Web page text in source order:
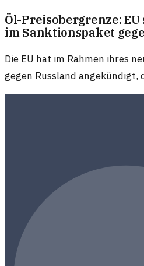
Öl-Preisobergrenze:
im Sanktionspaket
Die EU hat im Rahmen ihres
gegen Russland angekündigt,
einzufrieren. Dies könnte